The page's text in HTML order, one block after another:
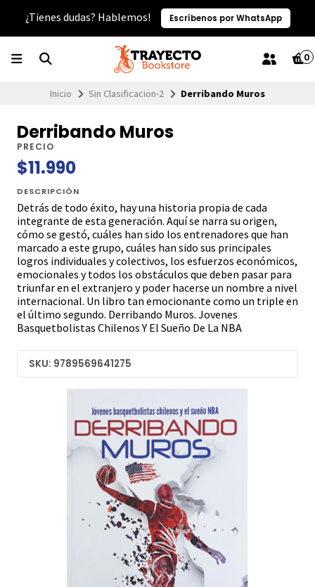
¿Tienes dudas? Hablemos! Escríbenos por WhatsApp
0
Inicio Sin Clasificacion-2 Derribando Muros
Derribando Muros
PRECIO
$11.990
DESCRIPCIÓN
Detrás de todo éxito, hay una historia propia de cada
integrante de esta generación. Aquí se narra su origen,
cómo se gestó, cuáles han sido los entrenadores que han
marcado a este grupo, cuáles han sido sus principales
logros individuales y colectivos, los esfuerzos económicos,
emocionales y todos los obstáculos que deben pasar para
triunfar en el extranjero y poder hacerse un nombre a nivel
internacional. Un libro tan emocionante como un triple en
el último segundo. Derribando Muros. Jovenes
Basquetbolistas Chilenos Y El Sueño De La NBA
SKU: 9789569641275